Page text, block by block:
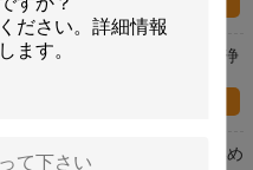
の産業超音波清浄機械は洗浄
デジタル超音波洗剤の大きいめ